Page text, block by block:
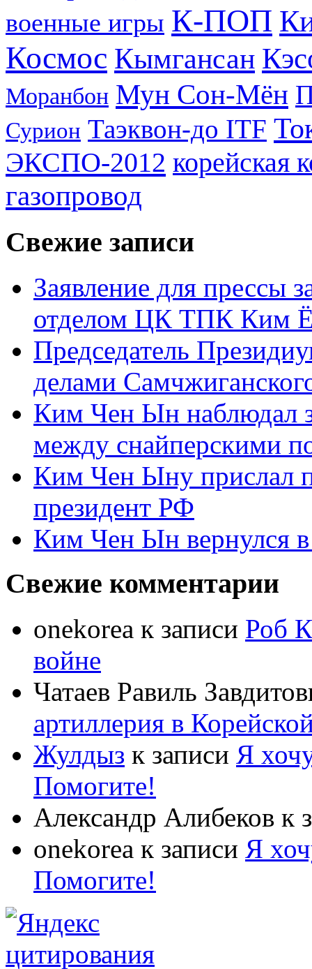
военные игры К-ПОП
Космос Кымгансан
Моранбон Мун Сон-Мён
Сурион Таэквон-до ITF
ЭКСПО-2012 корейская
газопровод
Свежие записи
Заявление для прессы
отделом ЦК ТПК Ким
Председатель
делами
Ким Чен Ын наблюдал
между снайперскими
Ким Чен Ыну прислал
президент РФ
Ким Чен Ын вернулся
Свежие комментарии
onekorea к записи Роб
войне
Чатаев Равиль
артиллерия в
Жулдыз к записи Я
Помогите!
Александр Алибеков к
onekorea к записи Я
Помогите!